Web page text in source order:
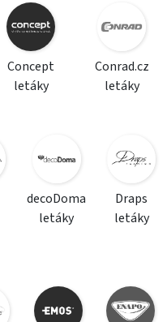
Concept
letáky
Conrad.cz
letáky
decoDoma
letáky
Draps
letáky